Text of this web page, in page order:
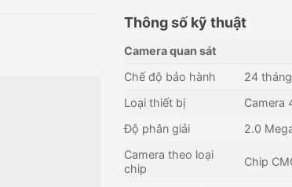
Thông số kỹ thuật
Camera quan sát
Chế độ bảo hành
24 tháng
Loại thiết bị
Camera
Độ phân giải
2.0
Camera theo loại
chip
Chip